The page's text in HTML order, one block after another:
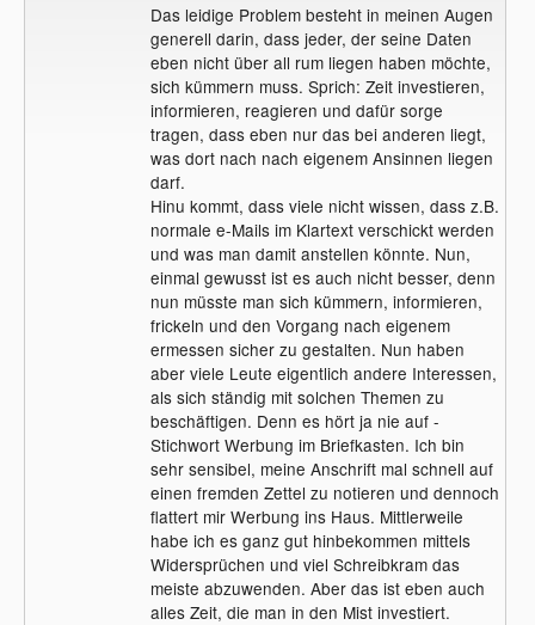
Das leidige Problem besteht in meinen Augen
generell darin, dass jeder, der seine Daten
eben nicht über all rum liegen haben möchte,
sich kümmern muss. Sprich: Zeit investieren,
informieren, reagieren und dafür sorge
tragen, dass eben nur das bei anderen liegt,
was dort nach nach eigenem Ansinnen liegen
darf.
Hinu kommt, dass viele nicht wissen, dass z.B.
normale e-Mails im Klartext verschickt werden
und was man damit anstellen könnte. Nun,
einmal gewusst ist es auch nicht besser, denn
nun müsste man sich kümmern, informieren,
frickeln und den Vorgang nach eigenem
ermessen sicher zu gestalten. Nun haben
aber viele Leute eigentlich andere Interessen,
als sich ständig mit solchen Themen zu
beschäftigen. Denn es hört ja nie auf -
Stichwort Werbung im Briefkasten. Ich bin
sehr sensibel, meine Anschrift mal schnell auf
einen fremden Zettel zu notieren und dennoch
flattert mir Werbung ins Haus. Mittlerweile
habe ich es ganz gut hinbekommen mittels
Widersprüchen und viel Schreibkram das
meiste abzuwenden. Aber das ist eben auch
alles Zeit, die man in den Mist investiert.